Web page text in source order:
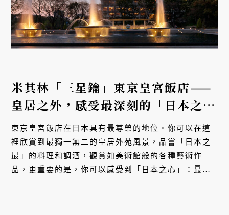
米其林「三星鑰」東京皇宮飯店——
皇居之外，感受最深刻的「日本之
心」
東京皇宮飯店在日本具有最尊榮的地位。你可以在這
裡欣賞到最獨一無二的皇居外苑風景，品嘗「日本之
最」的料理和調酒，觀賞如美術館般的各種藝術作
品，更重要的是，你可以感受到「日本之心」：最極